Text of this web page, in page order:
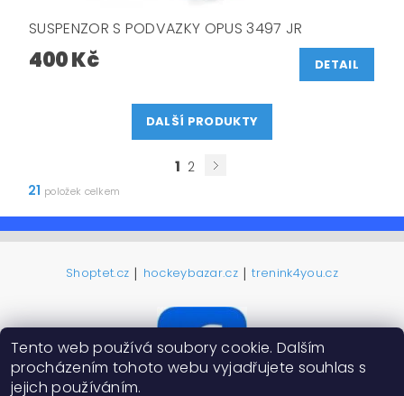
SUSPENZOR S PODVAZKY OPUS 3497 JR
400 Kč DETAIL
DALŠÍ PRODUKTY
1 2
21 položek celkem
Shoptet.cz | hockeybazar.cz | trenink4you.cz
Tento web používá soubory cookie. Dalším
procházením tohoto webu vyjadřujete souhlas s
jejich používáním.